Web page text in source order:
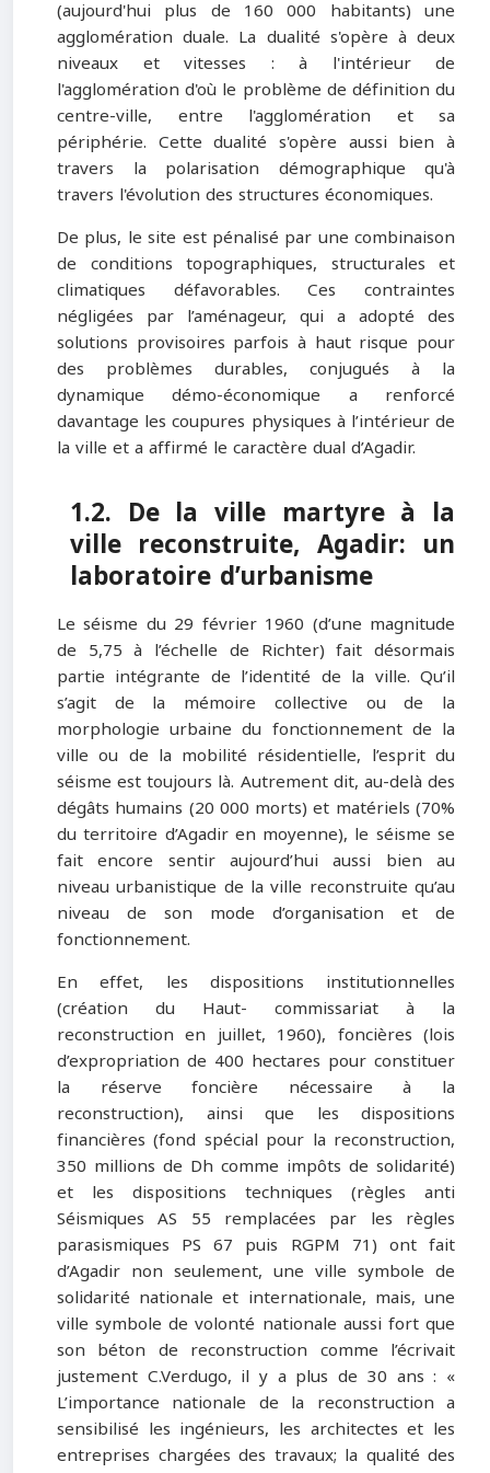
(aujourd'hui plus de 160 000 habitants) une
agglomération duale. La dualité s'opère à deux
niveaux et vitesses : à l'intérieur de
l'agglomération d'où le problème de définition du
centre-ville, entre l'agglomération et sa
périphérie. Cette dualité s'opère aussi bien à
travers la polarisation démographique qu'à
travers l'évolution des structures économiques.
De plus, le site est pénalisé par une combinaison
de conditions topographiques, structurales et
climatiques défavorables. Ces contraintes
négligées par l’aménageur, qui a adopté des
solutions provisoires parfois à haut risque pour
des problèmes durables, conjugués à la
dynamique démo-économique a renforcé
davantage les coupures physiques à l’intérieur de
la ville et a affirmé le caractère dual d’Agadir.
1.2. De la ville martyre à la
ville reconstruite, Agadir: un
laboratoire d’urbanisme
Le séisme du 29 février 1960 (d’une magnitude
de 5,75 à l’échelle de Richter) fait désormais
partie intégrante de l’identité de la ville. Qu’il
s’agit de la mémoire collective ou de la
morphologie urbaine du fonctionnement de la
ville ou de la mobilité résidentielle, l’esprit du
séisme est toujours là. Autrement dit, au-delà des
dégâts humains (20 000 morts) et matériels (70%
du territoire d’Agadir en moyenne), le séisme se
fait encore sentir aujourd’hui aussi bien au
niveau urbanistique de la ville reconstruite qu’au
niveau de son mode d’organisation et de
fonctionnement.
En effet, les dispositions institutionnelles
(création du Haut- commissariat à la
reconstruction en juillet, 1960), foncières (lois
d’expropriation de 400 hectares pour constituer
la réserve foncière nécessaire à la
reconstruction), ainsi que les dispositions
financières (fond spécial pour la reconstruction,
350 millions de Dh comme impôts de solidarité)
et les dispositions techniques (règles anti
Séismiques AS 55 remplacées par les règles
parasismiques PS 67 puis RGPM 71) ont fait
d’Agadir non seulement, une ville symbole de
solidarité nationale et internationale, mais, une
ville symbole de volonté nationale aussi fort que
son béton de reconstruction comme l’écrivait
justement C.Verdugo, il y a plus de 30 ans : «
L’importance nationale de la reconstruction a
sensibilisé les ingénieurs, les architectes et les
entreprises chargées des travaux; la qualité des